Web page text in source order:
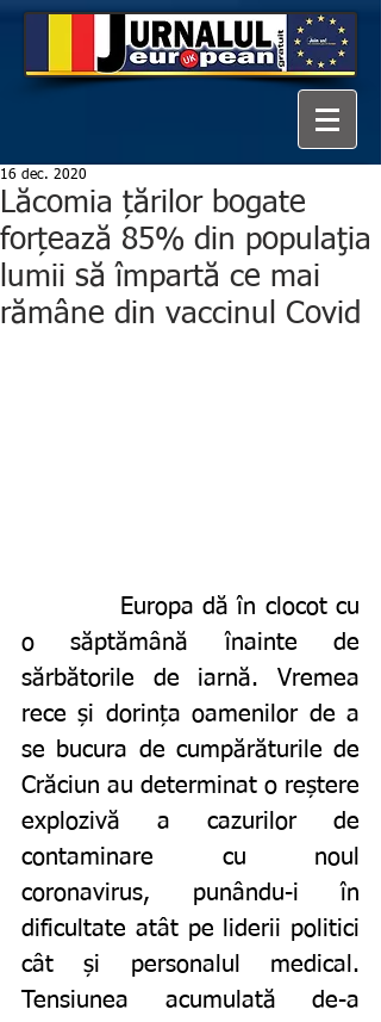
Lăcomia țărilor bogate
forțează 85% din populaţia
lumii să împartă ce mai
rămâne din vaccinul Covid
16 dec. 2020
o săptămână înainte de
sărbătorile de iarnă. Vremea
rece și dorința oamenilor de a
se bucura de cumpărăturile de
Crăciun au determinat o reștere
explozivă a cazurilor de
contaminare cu noul
coronavirus, punându-i în
dificultate atât pe liderii politici
cât și personalul medical.
Tensiunea acumulată de-a